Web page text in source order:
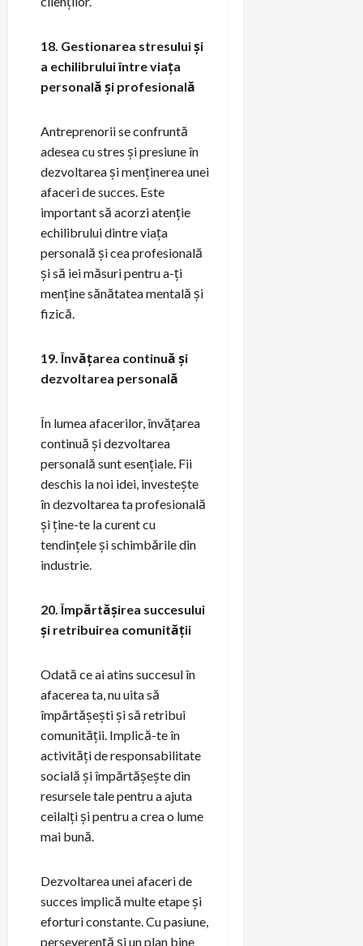
18. Gestionarea stresului și
a echilibrului între viața
personală și profesională
Antreprenorii se confruntă
adesea cu stres și presiune în
dezvoltarea și menținerea unei
afaceri de succes. Este
important să acorzi atenție
echilibrului dintre viața
personală și cea profesională
și să iei măsuri pentru a-ți
menține sănătatea mentală și
fizică.
19. Învățarea continuă și
dezvoltarea personală
În lumea afacerilor, învățarea
continuă și dezvoltarea
personală sunt esențiale. Fii
deschis la noi idei, investește
în dezvoltarea ta profesională
și ține-te la curent cu
tendințele și schimbările din
industrie.
20. Împărtășirea succesului
și retribuirea comunității
Odată ce ai atins succesul în
afacerea ta, nu uita să
împărtășești și să retribui
comunității. Implică-te în
activități de responsabilitate
socială și împărtășește din
resursele tale pentru a ajuta
ceilalți și pentru a crea o lume
mai bună.
Dezvoltarea unei afaceri de
succes implică multe etape și
eforturi constante. Cu pasiune,
perseverență și un plan bine